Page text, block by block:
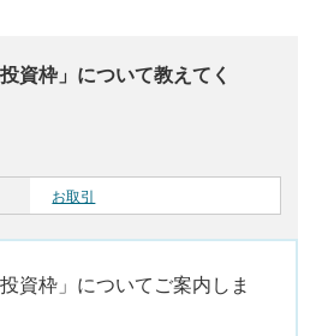
資枠」について教えてく
お取引
資枠」についてご案内しま